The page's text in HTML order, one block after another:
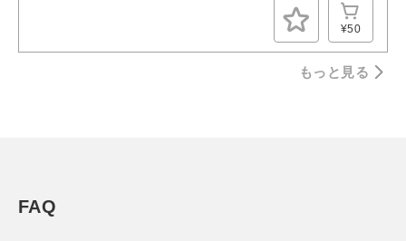
¥50
もっと見る
FAQ